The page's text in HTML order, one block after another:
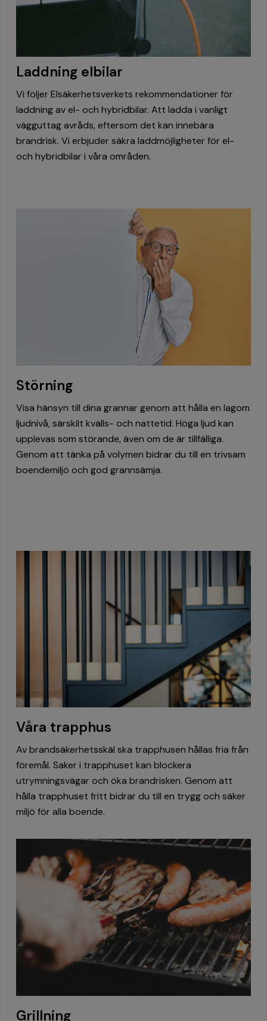
Laddning elbilar
Vi följer Elsäkerhetsverkets rekommendationer för
laddning av el- och hybridbilar. Att ladda i vanligt
vägguttag avråds, eftersom det kan innebära
brandrisk. Vi erbjuder säkra laddmöjligheter för el-
och hybridbilar i våra områden.
Störning
Visa hänsyn till dina grannar genom att hålla en lagom
ljudnivå, särskilt kvälls- och nattetid. Höga ljud kan
upplevas som störande, även om de är tillfälliga.
Genom att tänka på volymen bidrar du till en trivsam
boendemiljö och god grannsämja.
Våra trapphus
Av brandsäkerhetsskäl ska trapphusen hållas fria från
föremål. Saker i trapphuset kan blockera
utrymningsvägar och öka brandrisken. Genom att
hålla trapphuset fritt bidrar du till en trygg och säker
miljö för alla boende.
Grillning